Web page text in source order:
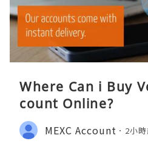
Where Can i Buy
count Online?
MEXC Account 2小